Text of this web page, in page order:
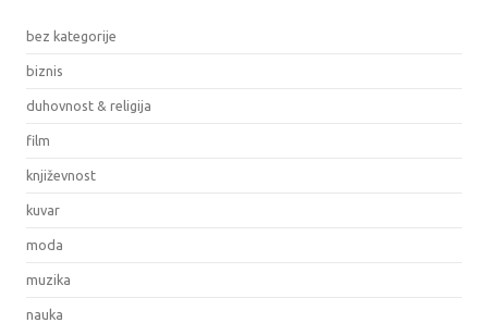
bez kategorije
biznis
duhovnost & religija
film
književnost
kuvar
moda
muzika
nauka